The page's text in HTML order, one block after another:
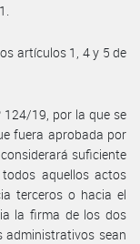
artículos 1, 4 y 5 de
124/19, por la que se
fuera aprobada por
suficiente
aquellos actos
terceros o hacia el
la firma de los dos
administrativos sean